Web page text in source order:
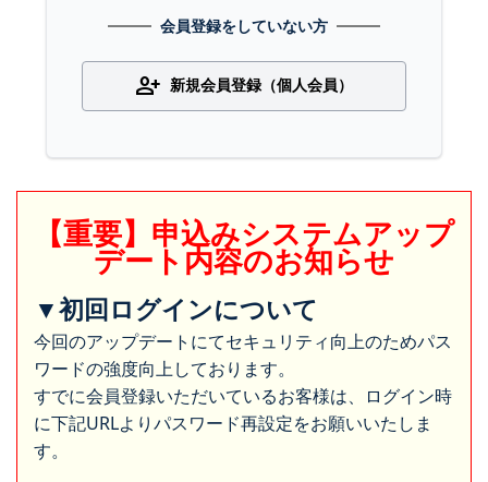
会員登録をしていない方
person_add 新規会員登録（個人会員）
【重要】申込みシステムアップ
デート内容のお知らせ
▼初回ログインについて
今回のアップデートにてセキュリティ向上のためパス
ワードの強度向上しております。
すでに会員登録いただいているお客様は、ログイン時
に下記URLよりパスワード再設定をお願いいたしま
す。